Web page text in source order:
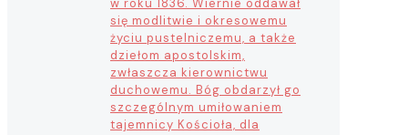
się modlitwie i okresowemu
życiu pustelniczemu, a także
dziełom apostolskim,
zwłaszcza kierownictwu
duchowemu. Bóg obdarzył go
szczególnym umiłowaniem
tajemnicy Kościoła, dla